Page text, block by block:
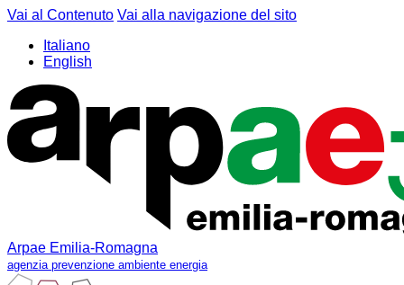
Vai al Contenuto Vai alla navigazione del sito
Italiano
English
Arpae Emilia-Romagna
agenzia prevenzione ambiente energia